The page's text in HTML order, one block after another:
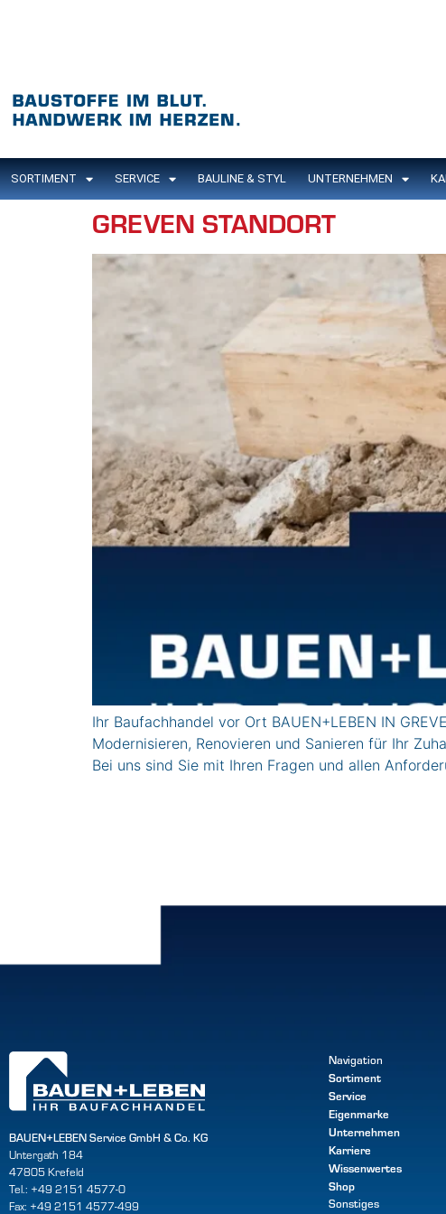
SORTIMENT SERVICE BAULINE & STYL UNTERNEHMEN
GREVEN STANDORT
Ihr Baufachhandel vor Ort BAUEN+LEBEN IN
Modernisieren, Renovieren und Sanieren für Ihr
Bei uns sind Sie mit Ihren Fragen und allen
BAUEN+LEBEN Service GmbH & Co. KG
Untergath 184
47805 Krefeld
Tel.: +49 2151 4577-0
Fax: +49 2151 4577-499
Navigation
Sortiment
Service
Eigenmarke
Unternehmen
Karriere
Wissenwertes
Shop
Sonstiges